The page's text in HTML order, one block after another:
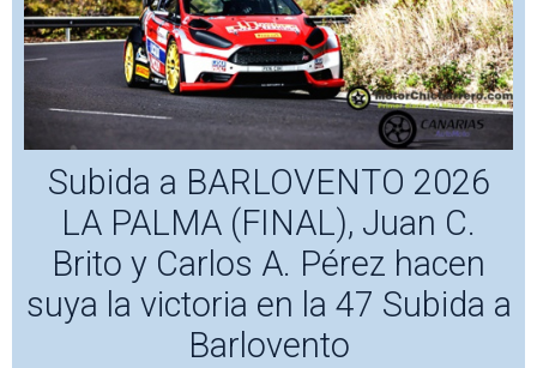
Subida a BARLOVENTO 2026
LA PALMA (FINAL), Juan C.
Brito y Carlos A. Pérez hacen
suya la victoria en la 47 Subida a
Barlovento